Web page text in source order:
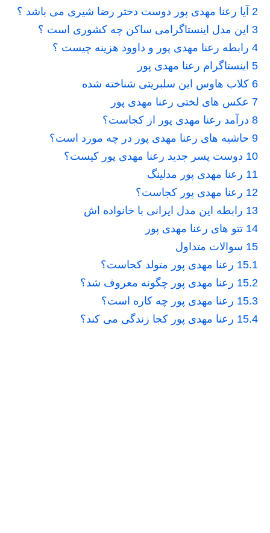
2 آیا رعنا مهدی پور دوست دختر رضا شیری می باشد ؟
3 این مدل اینستاگرامی ساکن چه کشوری است ؟
4 رابطه رعنا مهدی پور و داوود هزینه چیست ؟
5 اینستاگرام رعنا مهدی پور
6 کلاب هاوس این سلبریتی شناخته شده
7 عکس های لختی رعنا مهدی پور
8 درآمد رعنا مهدی پور از کجاست؟
9 حاشیه های رعنا مهدی پور در چه مورد است؟
10 دوست پسر جدید رعنا مهدی پور کیست؟
11 رعنا مهدی پور مدلینگ
12 رعنا مهدی پور کجاست؟
13 رابطه این مدل ایرانی با خانواده اش
14 تتو های رعنا مهدی پور
15 سوالات متداول
15.1 رعنا مهدی پور متولد کجاست؟
15.2 رعنا مهدی پور چگونه معروف شد؟
15.3 رعنا مهدی پور چه کاره است؟
15.4 رعنا مهدی پور کجا زندگی می کند؟